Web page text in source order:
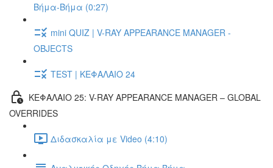
Βήμα-Βήμα (0:27)
mini QUIZ | V-RAY APPEARANCE MANAGER -
OBJECTS
TEST | ΚΕΦΑΛΑΙΟ 24
ΚΕΦΑΛΑΙΟ 25: V-RAY APPEARANCE MANAGER – GLOBAL
OVERRIDES
Διδασκαλία με Video (4:10)